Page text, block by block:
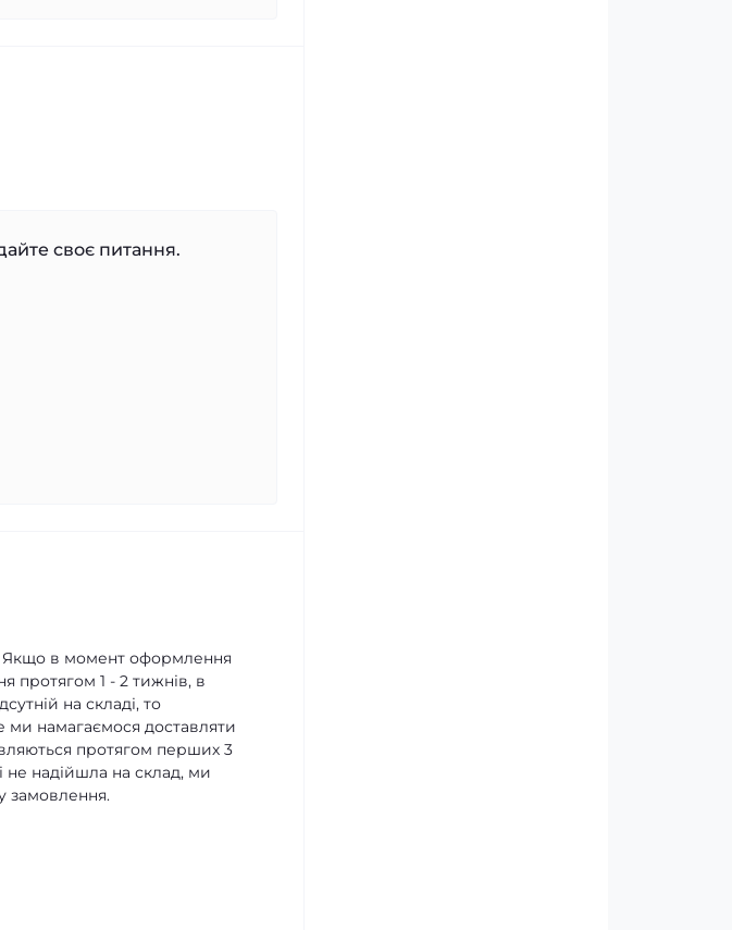
своє питання.
Якщо в момент оформлення
протягом 1 - 2 тижнів, в
на складі, то
намагаємося доставляти
протягом перших 3
не надійшла на склад, ми
замовлення.